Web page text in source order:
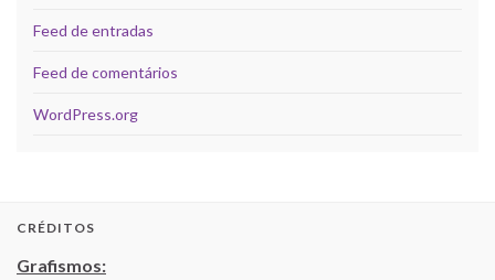
Feed de entradas
Feed de comentários
WordPress.org
CRÉDITOS
Grafismos: